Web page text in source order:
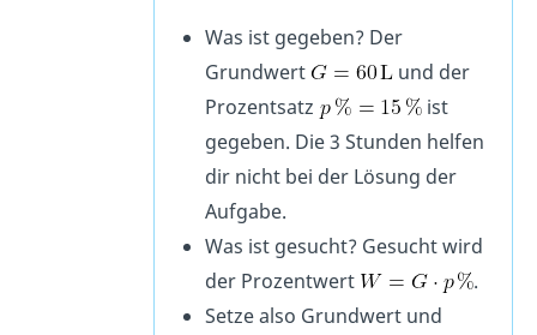
Was ist gegeben? Der
Grundwert
und der
Prozentsatz
ist
gegeben. Die 3 Stunden helfen
dir nicht bei der Lösung der
Aufgabe.
Was ist gesucht? Gesucht wird
der Prozentwert
.
Setze also Grundwert und